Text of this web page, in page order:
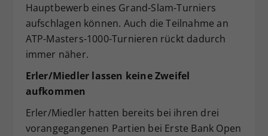
Hauptbewerb eines Grand-Slam-Turniers
aufschlagen können. Auch die Teilnahme an
ATP-Masters-1000-Turnieren rückt dadurch
immer näher.
Erler/Miedler lassen keine Zweifel
aufkommen
Erler/Miedler hatten bereits bei ihren drei
vorangegangenen Partien bei Erste Bank Open